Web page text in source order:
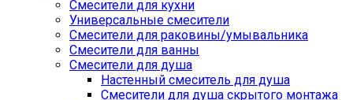
Смесители для кухни
Универсальные смесители
Смесители для раковины/умывальника
Смесители для ванны
Смесители для душа
Настенный смеситель для душа
Смесители для душа скрытого монтажа